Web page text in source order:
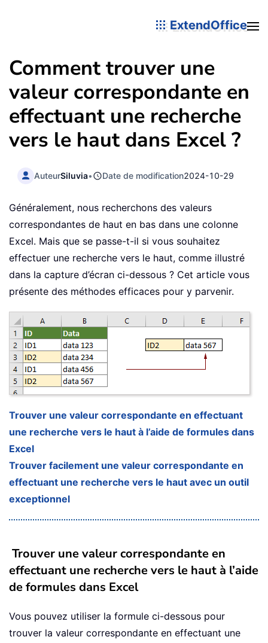
ExtendOffice
Comment trouver une
valeur correspondante en
effectuant une recherche
vers le haut dans Excel ?
AuteurSiluvia• Date de modification2024-10-29
Généralement, nous recherchons des valeurs
correspondantes de haut en bas dans une colonne
Excel. Mais que se passe-t-il si vous souhaitez
effectuer une recherche vers le haut, comme illustré
dans la capture d’écran ci-dessous ? Cet article vous
présente des méthodes efficaces pour y parvenir.
Trouver une valeur correspondante en effectuant
une recherche vers le haut à l’aide de formules dans
Excel
Trouver facilement une valeur correspondante en
effectuant une recherche vers le haut avec un outil
exceptionnel
Trouver une valeur correspondante en
effectuant une recherche vers le haut à l’aide
de formules dans Excel
Vous pouvez utiliser la formule ci-dessous pour
trouver la valeur correspondante en effectuant une